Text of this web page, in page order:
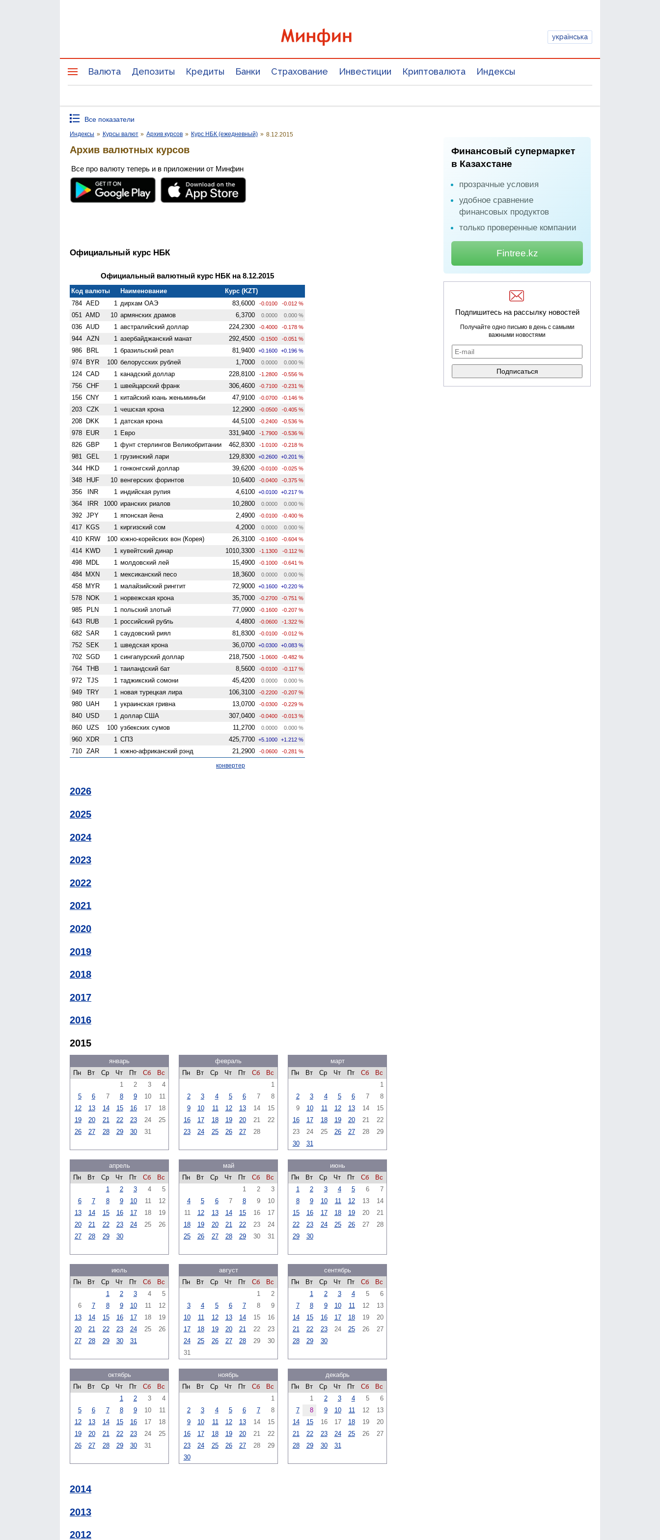
українська
Валюта Депозиты Кредиты Банки Страхование Инвестиции Криптовалюта Индексы
Все показатели
Индексы » Курсы валют » Архив курсов » Курс НБК (ежедневный) » 8.12.2015
Архив валютных курсов
Все про валюту теперь и в приложении от Минфин
Официальный курс НБК
Официальный валютный курс НБК на 8.12.2015
Код валюты Наименование
Курс (KZT)
784 AED 1 дирхам ОАЭ 83,6000 -0.0100 -0.012 %
051 AMD 10 армянских драмов 6,3700 0.0000 0.000 %
036 AUD 1 австралийский доллар 224,2300 -0.4000 -0.178 %
944 AZN 1 азербайджанский манат 292,4500 -0.1500 -0.051 %
986 BRL 1 бразильский реал 81,9400 +0.1600 +0.196 %
974 BYR 100 белорусских рублей 1,7000 0.0000 0.000 %
124 CAD 1 канадский доллар 228,8100 -1.2800 -0.556 %
756 CHF 1 швейцарский франк 306,4600 -0.7100 -0.231 %
156 CNY 1 китайский юань женьминьби 47,9100 -0.0700 -0.146 %
203 CZK 1 чешская крона 12,2900 -0.0500 -0.405 %
208 DKK 1 датская крона 44,5100 -0.2400 -0.536 %
978 EUR 1 Евро 331,9400 -1.7900 -0.536 %
826 GBP 1 фунт стерлингов Велико­британии 462,8300 -1.0100 -0.218 %
981 GEL 1 грузинский лари 129,8300 +0.2600 +0.201 %
344 HKD 1 гонконгский доллар 39,6200 -0.0100 -0.025 %
348 HUF 10 венгерских форинтов 10,6400 -0.0400 -0.375 %
356 INR 1 индийская рупия 4,6100 +0.0100 +0.217 %
364 IRR 1000 иранских риалов 10,2800 0.0000 0.000 %
392 JPY 1 японская йена 2,4900 -0.0100 -0.400 %
417 KGS 1 киргизский сом 4,2000 0.0000 0.000 %
410 KRW 100 южно-корейских вон (Корея) 26,3100 -0.1600 -0.604 %
414 KWD 1 кувейтский динар 1010,3300 -1.1300 -0.112 %
498 MDL 1 молдовский лей 15,4900 -0.1000 -0.641 %
484 MXN 1 мексиканский песо 18,3600 0.0000 0.000 %
458 MYR 1 малайзийский ринггит 72,9000 +0.1600 +0.220 %
578 NOK 1 норвежская крона 35,7000 -0.2700 -0.751 %
985 PLN 1 польский злотый 77,0900 -0.1600 -0.207 %
643 RUB 1 российский рубль 4,4800 -0.0600 -1.322 %
682 SAR 1 саудовский риял 81,8300 -0.0100 -0.012 %
752 SEK 1 шведская крона 36,0700 +0.0300 +0.083 %
702 SGD 1 сингапурский доллар 218,7500 -1.0600 -0.482 %
764 THB 1 таиландский бат 8,5600 -0.0100 -0.117 %
972 TJS 1 таджикский сомони 45,4200 0.0000 0.000 %
949 TRY 1 новая турецкая лира 106,3100 -0.2200 -0.207 %
980 UAH 1 украинская гривна 13,0700 -0.0300 -0.229 %
840 USD 1 доллар США 307,0400 -0.0400 -0.013 %
860 UZS 100 узбекских сумов 11,2700 0.0000 0.000 %
960 XDR 1 СПЗ 425,7700 +5.1000 +1.212 %
710 ZAR 1 южно-африканский рэнд 21,2900 -0.0600 -0.281 %
конвертер
2026
2025
2024
2023
2022
2021
2020
2019
2018
2017
2016
2015
январь
Пн
Вт Ср Чт Пт Сб
Вс
1
2 3
4
5
6 7 8 9 10
11
12
13 14 15 16 17
18
19
20 21 22 23 24
25
26
27 28 29 30 31
февраль
Пн
Вт Ср Чт Пт Сб
Вс
1
2
3 4 5 6 7
8
9
10 11 12 13 14
15
16
17 18 19 20 21
22
23
24 25 26 27 28
март
Пн
Вт Ср Чт Пт Сб
Вс
1
2
3 4 5 6 7
8
9
10 11 12 13 14
15
16
17 18 19 20 21
22
23
24 25 26 27 28
29
30
31
апрель
Пн
Вт Ср Чт Пт Сб
Вс
1
2 3 4
5
6
7 8 9 10 11
12
13
14 15 16 17 18
19
20
21 22 23 24 25
26
27
28 29 30
май
Пн
Вт Ср Чт Пт Сб
Вс
1
2
3
4
5 6 7 8 9
10
11
12 13 14 15 16
17
18
19 20 21 22 23
24
25
26 27 28 29 30 31
июнь
Пн
Вт Ср Чт Пт Сб
Вс
1
2 3 4 5 6
7
8
9 10 11 12 13
14
15
16 17 18 19 20
21
22
23 24 25 26 27
28
29
30
июль
Пн
Вт Ср Чт Пт Сб
Вс
1
2 3 4
5
6
7 8 9 10 11
12
13
14 15 16 17 18
19
20
21 22 23 24 25
26
27
28 29 30 31
август
Пн
Вт Ср Чт Пт Сб
Вс
1
2
3
4 5 6 7 8
9
10
11 12 13 14 15
16
17
18 19 20 21 22
23
24
25 26 27 28 29
30
31
сентябрь
Пн
Вт Ср Чт Пт Сб
Вс
1
2 3 4 5
6
7
8 9 10 11 12
13
14
15 16 17 18 19
20
21
22 23 24 25 26
27
28
29 30
октябрь
Пн
Вт Ср Чт Пт Сб
Вс
1
2 3
4
5
6 7 8 9 10
11
12
13 14 15 16 17
18
19
20 21 22 23 24
25
26
27 28 29 30 31
ноябрь
Пн
Вт Ср Чт Пт Сб
Вс
1
2
3 4 5 6 7
8
9
10 11 12 13 14
15
16
17 18 19 20 21
22
23
24 25 26 27 28
29
30
декабрь
Пн
Вт Ср Чт Пт Сб
Вс
1
2 3 4 5
6
7
8 9 10 11 12
13
14
15 16 17 18 19
20
21
22 23 24 25 26
27
28
29 30 31
2014
2013
2012
Финансовый супермаркет
в Казахстане
прозрачные условия
удобное сравнение
финансовых продуктов
только проверенные компании
Fintree.kz
Подпишитесь на рассылку новостей
Получайте одно письмо в день с самыми
важными новостями